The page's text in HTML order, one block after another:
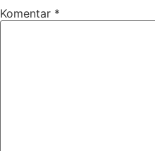
Komentar *